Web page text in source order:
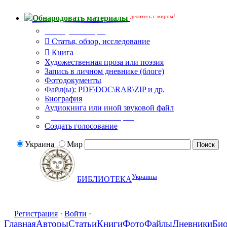
Обнародовать материалы делитесь с миром!
Статья, обзор, исследование
Книга
Художественная проза или поэзия
Запись в личном дневнике (блоге)
Фотодокументы
Файл(ы): PDF\DOC\RAR\ZIP и др.
Биография
Аудиокнига или иной звуковой файл
Создать голосование
Украина Мир
БИБЛИОТЕКАУкраины
Регистрация · Войти ·
ГлавнаяАвторыСтатьиКнигиФотоФайлыДневники